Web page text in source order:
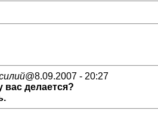
@8.09.2007 - 20:27
вас делается?